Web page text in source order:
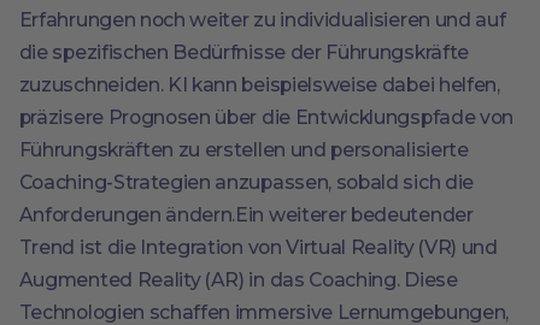
Erfahrungen noch weiter zu individualisieren und auf
die spezifischen Bedürfnisse der Führungskräfte
zuzuschneiden. KI kann beispielsweise dabei helfen,
präzisere Prognosen über die Entwicklungspfade von
Führungskräften zu erstellen und personalisierte
Coaching-Strategien anzupassen, sobald sich die
Anforderungen ändern.Ein weiterer bedeutender
Trend ist die Integration von Virtual Reality (VR) und
Augmented Reality (AR) in das Coaching. Diese
Technologien schaffen immersive Lernumgebungen,